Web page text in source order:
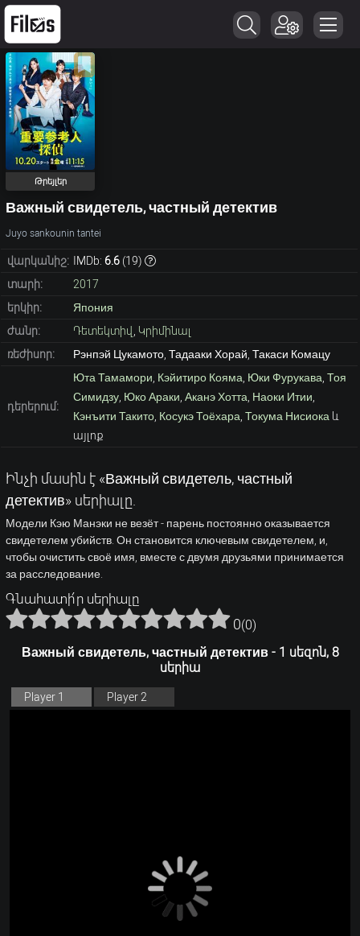
Թրեյլեր
Важный свидетель, частный детектив
Juyo sankounin tantei
վարկանիշ: IMDb: 6.6(19)
տարի:
2017
երկիր:
Япония
ժանր:
Դետեկտիվ
Կրիմինալ
ռեժիսոր:
Рэнпэй Цукамото, Тадааки Хорай, Такаси Комацу
դերերում:
Юта Тамамори Кэйитиро Кояма Юки Фурукава Тоя
Симидзу, Юко Араки Аканэ Хотта Наоки Итии
Кэнъити Такито, Косукэ Тоёхара Токума Нисиока և
այլոք
Ինչի մասին է «Важный свидетель, частный
детектив» սերիալը.
Модели Кэю Манэки не везёт - парень постоянно оказывается
свидетелем убийств. Он становится ключевым свидетелем, и,
чтобы очистить своё имя, вместе с двумя друзьями принимается
за расследование.
Գնահատի՛ր սերիալը
0(0)
Важный свидетель, частный детектив - 1 սեզոն, 8
սերիա
Player 1 Player 2